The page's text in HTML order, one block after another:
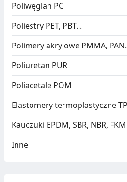
Poliwęglan PC
Poliestry PET, PBT...
Polimery akrylowe PMMA,
Poliuretan PUR
Poliacetale POM
Elastomery termoplastyczne
Kauczuki EPDM, SBR, NBR,
Inne